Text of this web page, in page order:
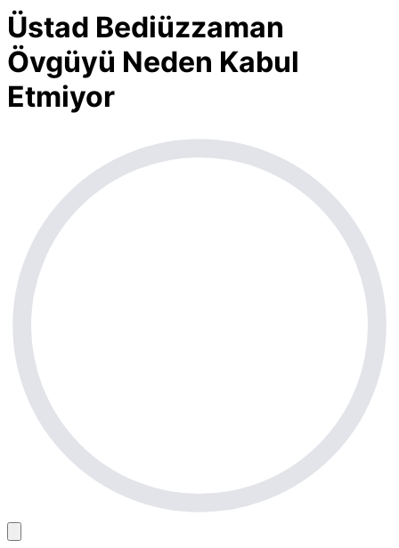
Üstad Bediüzzaman
Övgüyü Neden Kabul
Etmiyor